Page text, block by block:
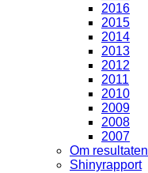
2016
2015
2014
2013
2012
2011
2010
2009
2008
2007
Om resultaten
Shinyrapport